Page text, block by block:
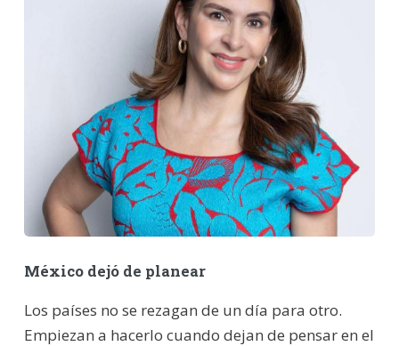
México dejó de planear
Los países no se rezagan de un día para otro.
Empiezan a hacerlo cuando dejan de pensar en el